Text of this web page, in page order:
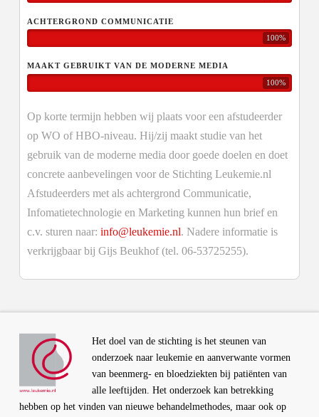
ACHTERGROND COMMUNICATIE
100%
MAAKT GEBRUIKT VAN DE MODERNE MEDIA
100%
Op korte termijn hebben wij plaats voor een afstudeerder
op WO of HBO-niveau. Hij/zij maakt studie van het
gebruik van de moderne media door goede doelen en doet
concrete aanbevelingen voor de Stichting Leukemie.nl
Afstudeerders met als achtergrond Communicatie,
Infomatietechnologie en Marketing kunnen hun brief en
c.v. sturen naar: info@leukemie.nl. Nadere informatie is
verkrijgbaar bij Gijs Beukhof (tel. 06-53725255).
Het doel van de stichting is het steunen van
onderzoek naar leukemie en aanverwante vormen
van beenmerg- en bloedziekten bij patiënten van
alle leeftijden. Het onderzoek kan betrekking
hebben op het vinden van nieuwe behandelmethodes, maar ook op